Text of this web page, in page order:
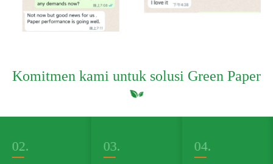
Komitmen kami untuk solusi Green Paper
02. 03. 04.